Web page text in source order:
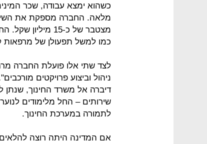
מלאה. החברה מספקת את
מצטבר של כ-15
כמו למשל תפעולן של מרפאות
לצד שתי אלו פועלת החברה
ניהול וביצוע פרויקטים
שירותים – החל מלימודים
לתמורה במערכת החינוך.
אם המדינה היתה רוצה